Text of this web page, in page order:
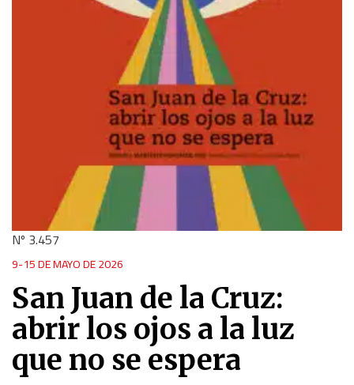
Nº 3.457
9-15 DE MAYO DE 2026
San Juan de la Cruz:
abrir los ojos a la luz
que no se espera